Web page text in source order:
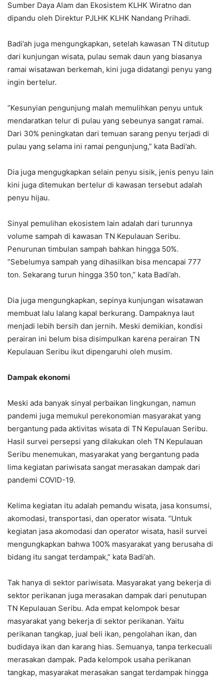
Sumber Daya Alam dan Ekosistem KLHK Wiratno dan
dipandu oleh Direktur PJLHK KLHK Nandang Prihadi.
Badi’ah juga mengungkapkan, setelah kawasan TN ditutup
dari kunjungan wisata, pulau semak daun yang biasanya
ramai wisatawan berkemah, kini juga didatangi penyu yang
ingin bertelur.
“Kesunyian pengunjung malah memulihkan penyu untuk
mendaratkan telur di pulau yang sebeunya sangat ramai.
Dari 30% peningkatan dari temuan sarang penyu terjadi di
pulau yang selama ini ramai pengunjung,” kata Badi’ah.
Dia juga mengugkapkan selain penyu sisik, jenis penyu lain
kini juga ditemukan bertelur di kawasan tersebut adalah
penyu hijau.
Sinyal pemulihan ekosistem lain adalah dari turunnya
volume sampah di kawasan TN Kepulauan Seribu.
Penurunan timbulan sampah bahkan hingga 50%.
“Sebelumya sampah yang dihasilkan bisa mencapai 777
ton. Sekarang turun hingga 350 ton,” kata Badi’ah.
Dia juga mengungkapkan, sepinya kunjungan wisatawan
membuat lalu lalang kapal berkurang. Dampaknya laut
menjadi lebih bersih dan jernih. Meski demikian, kondisi
perairan ini belum bisa disimpulkan karena perairan TN
Kepulauan Seribu ikut dipengaruhi oleh musim.
Dampak ekonomi
Meski ada banyak sinyal perbaikan lingkungan, namun
pandemi juga memukul perekonomian masyarakat yang
bergantung pada aktivitas wisata di TN Kepulauan Seribu.
Hasil survei persepsi yang dilakukan oleh TN Kepulauan
Seribu menemukan, masyarakat yang bergantung pada
lima kegiatan pariwisata sangat merasakan dampak dari
pandemi COVID-19.
Kelima kegiatan itu adalah pemandu wisata, jasa konsumsi,
akomodasi, transportasi, dan operator wisata. “Untuk
kegiatan jasa akomodasi dan operator wisata, hasil survei
mengungkapkan bahwa 100% masyarakat yang berusaha di
bidang itu sangat terdampak,” kata Badi’ah.
Tak hanya di sektor pariwisata. Masyarakat yang bekerja di
sektor perikanan juga merasakan dampak dari penutupan
TN Kepulauan Seribu. Ada empat kelompok besar
masyarakat yang bekerja di sektor perikanan. Yaitu
perikanan tangkap, jual beli ikan, pengolahan ikan, dan
budidaya ikan dan karang hias. Semuanya, tanpa terkecuali
merasakan dampak. Pada kelompok usaha perikanan
tangkap, masyarakat merasakan sangat terdampak hingga